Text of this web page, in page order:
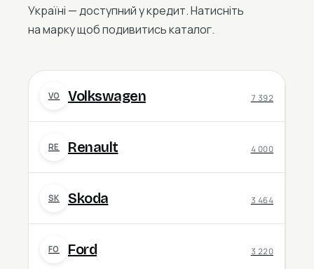
Україні — доступний у кредит. Натисніть
на марку щоб подивитись каталог.
VO Volkswagen 7 392
RE Renault 4 000
SK Skoda 3 464
FO Ford 3 220